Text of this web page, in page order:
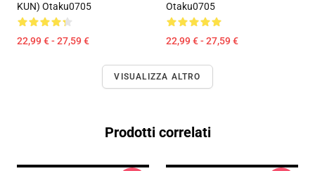
KUN) Otaku0705
22,99 € - 27,59 €
Otaku0705
22,99 € - 27,59 €
VISUALIZZA ALTRO
Prodotti correlati